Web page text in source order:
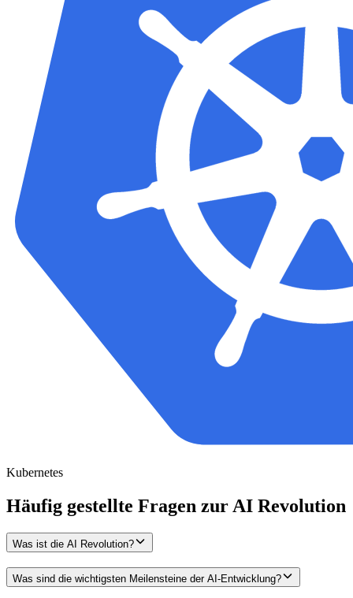
Kubernetes
Häufig gestellte Fragen zur AI Revolution
Was ist die AI Revolution?
Was sind die wichtigsten Meilensteine der AI-Entwicklung?